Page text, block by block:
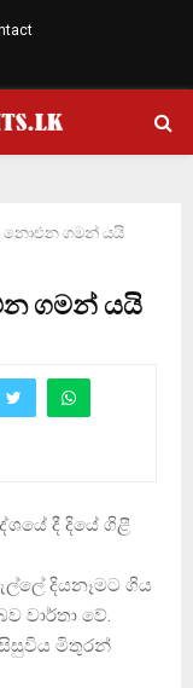
නොඑන ගමන් යයි
ගමන් යයි
දී දියේ ගිළී
දියනෑමට ගිය
වාර්තා වේ.
සිසුවිය මිතුරන්